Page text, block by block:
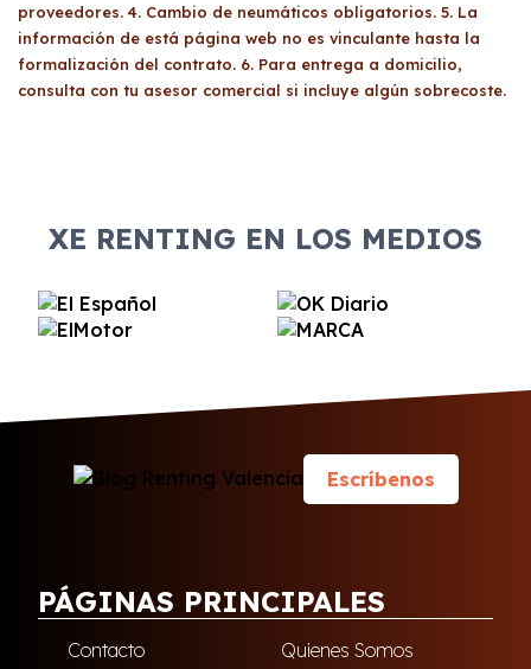
proveedores. 4. Cambio de neumáticos obligatorios. 5. La
información de está página web no es vinculante hasta la
formalización del contrato. 6. Para entrega a domicilio,
consulta con tu asesor comercial si incluye algún sobrecoste.
XE RENTING EN LOS MEDIOS
Escríbenos
PÁGINAS PRINCIPALES
Contacto
Quienes Somos